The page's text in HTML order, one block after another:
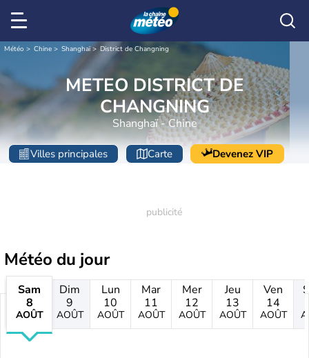
Météo Chine Shanghaï District de Changning
METEO DISTRICT DE
CHANGNING
Shanghaï - Chine
Villes principales Carte Devenez VIP
Météo du jour
Sam
8
AOÛT
Dim
9
AOÛT
Lun
10
AOÛT
Mar
11
AOÛT
Mer
12
AOÛT
Jeu
13
AOÛT
Ven
14
AOÛT